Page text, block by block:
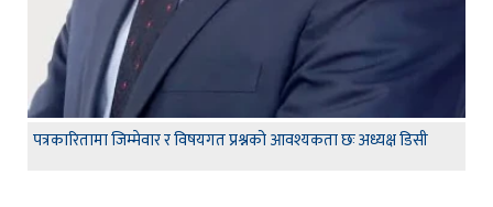
पत्रकारितामा जिम्मेवार र विषयगत प्रश्नको आवश्यकता छः अध्यक्ष डिसी